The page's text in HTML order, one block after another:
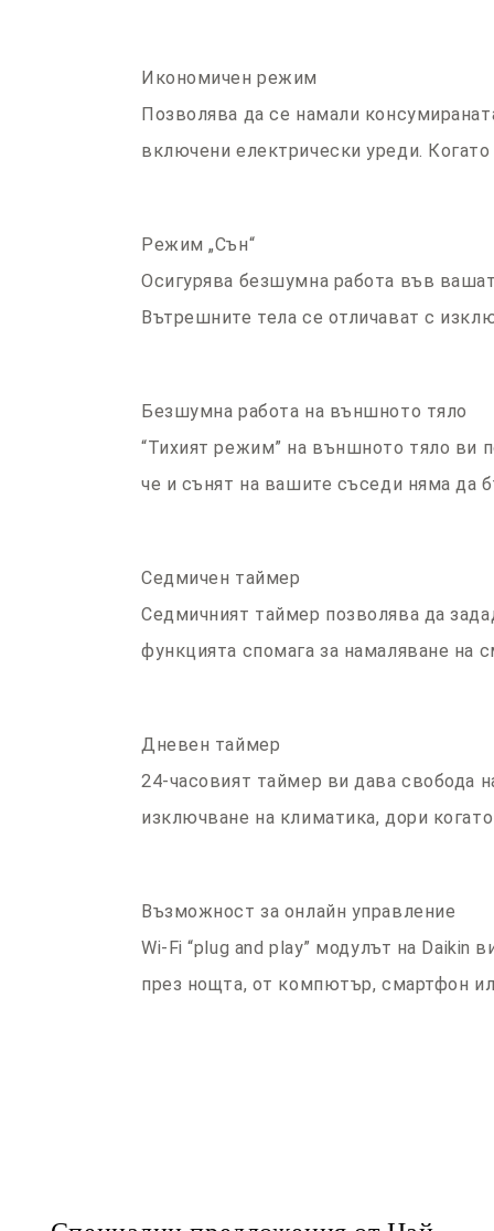
Икономичен режим
Позволява да се намали
включени електрически уреди.
Режим „Сън“
Осигурява безшумна работа във
Вътрешните тела се отличават с
Безшумна работа на външното тяло
“Тихият режим” на външното тяло ви
че и сънят на вашите съседи няма да
Седмичен таймер
Седмичният таймер позволява да
функцията спомага за намаляване на
Дневен таймер
24-часовият таймер ви дава свобода
изключване на климатика, дори
Възможност за онлайн управление
Wi-Fi “plug and play” модулът на
през нощта, от компютър, смартфон